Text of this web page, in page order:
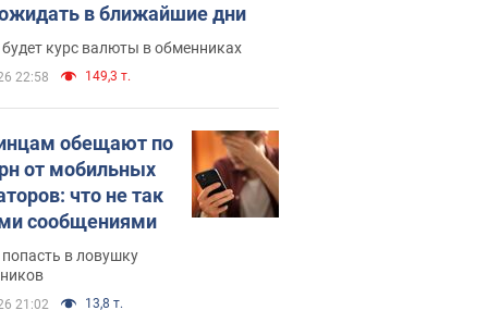
в ближайшие дни
курс валюты в обменниках
22:58 149,3 т.
обещают по
от мобильных
что не так
сообщениями
попасть в ловушку
21:02 13,8 т.